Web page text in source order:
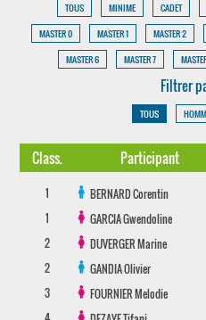
TOUS MINIME CADET
MASTER 0
MASTER 1 MASTER 2
MASTER 6
MASTER 7
Filtrer
TOUS
Class. Participant
1 BERNARDCorentin
1
GARCIAGwendoline
2
DUVERGERMarine
2
GANDIAOlivier
3
FOURNIERMelodie